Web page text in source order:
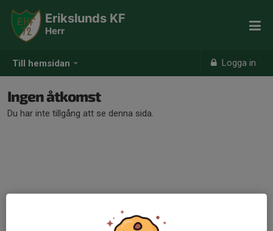
Till hemsidan Logga in
Erikslunds KF
Herr
Ingen åtkomst
Du har inte tillgång att se denna sida.